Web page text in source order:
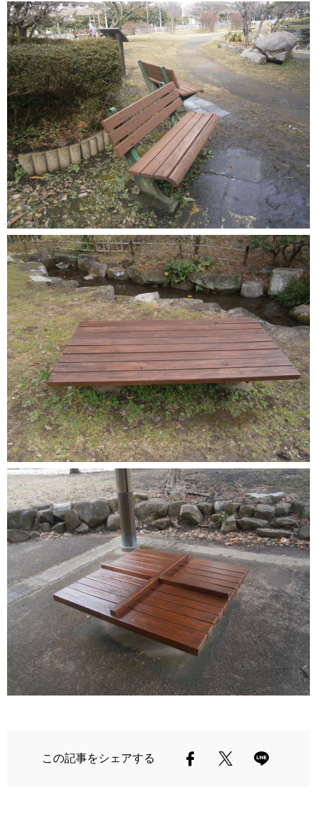
この記事をシェアする